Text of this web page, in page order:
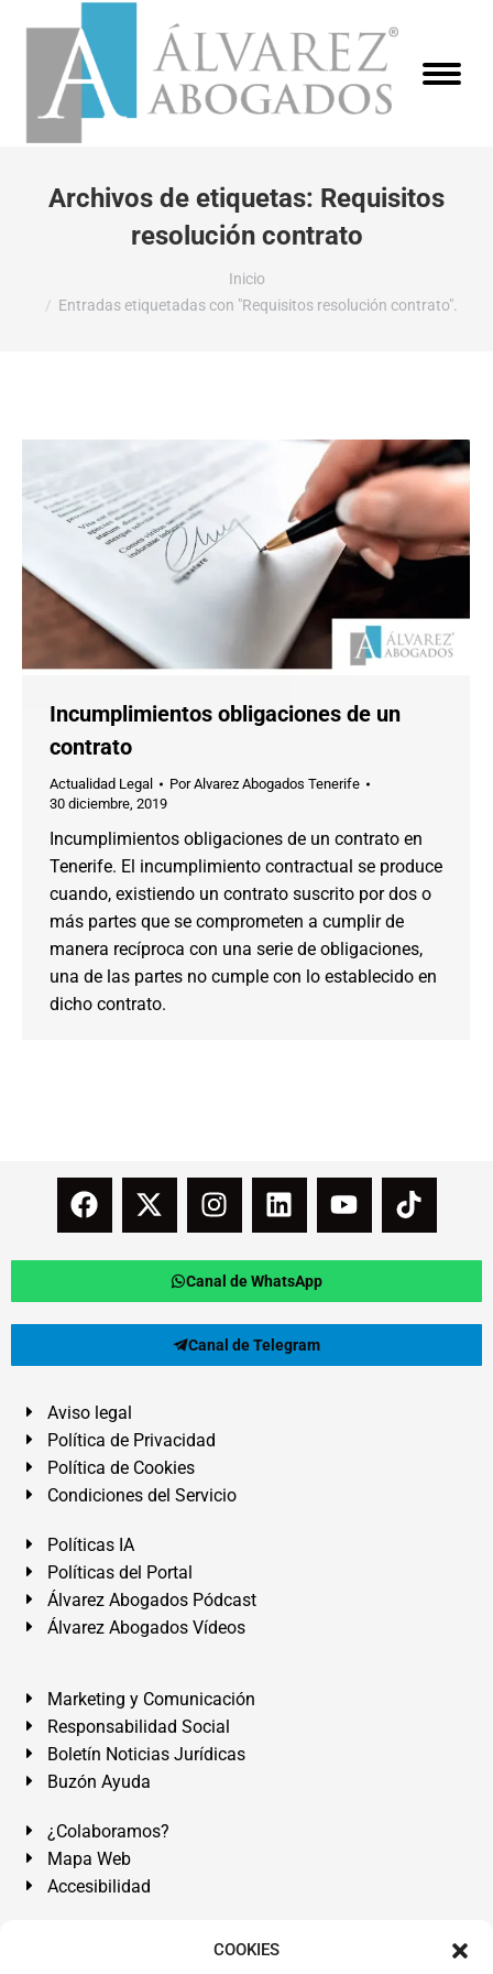
COOKIES
Archivos de etiquetas: Requisitos
resolución contrato
Inicio
Entradas etiquetadas con "Requisitos resolución contrato".
Incumplimientos obligaciones de un
contrato
Actualidad Legal PorAlvarez Abogados Tenerife
30 diciembre, 2019
Incumplimientos obligaciones de un contrato en
Tenerife. El incumplimiento contractual se produce
cuando, existiendo un contrato suscrito por dos o
más partes que se comprometen a cumplir de
manera recíproca con una serie de obligaciones,
una de las partes no cumple con lo establecido en
dicho contrato.
Canal de WhatsApp
Canal de Telegram
Aviso legal
Política de Privacidad
Política de Cookies
Condiciones del Servicio
Políticas IA
Políticas del Portal
Álvarez Abogados Pódcast
Álvarez Abogados Vídeos
Marketing y Comunicación
Responsabilidad Social
Boletín Noticias Jurídicas
Buzón Ayuda
¿Colaboramos?
Mapa Web
Accesibilidad
Álvarez Abogados Tenerife:Calle Teobaldo Power Nº 7,